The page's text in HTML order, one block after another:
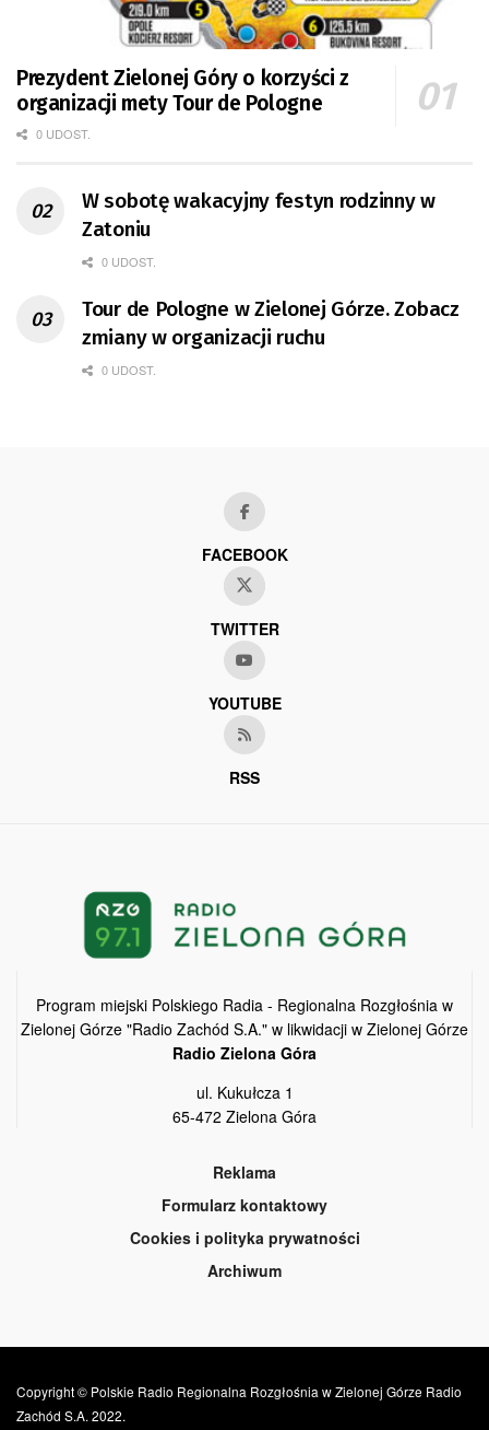
Prezydent Zielonej Góry o korzyści z
organizacji mety Tour de Pologne
0 UDOST.
W sobotę wakacyjny festyn rodzinny w
Zatoniu
0 UDOST.
Tour de Pologne w Zielonej Górze. Zobacz
zmiany w organizacji ruchu
0 UDOST.
FACEBOOK
TWITTER
YOUTUBE
RSS
Program miejski Polskiego Radia - Regionalna Rozgłośnia w
Zielonej Górze "Radio Zachód S.A." w likwidacji w Zielonej Górze
Radio Zielona Góra
ul. Kukułcza 1
65-472 Zielona Góra
Reklama
Formularz kontaktowy
Cookies i polityka prywatności
Archiwum
Copyright © Polskie Radio Regionalna Rozgłośnia w Zielonej Górze Radio
Zachód S.A. 2022.